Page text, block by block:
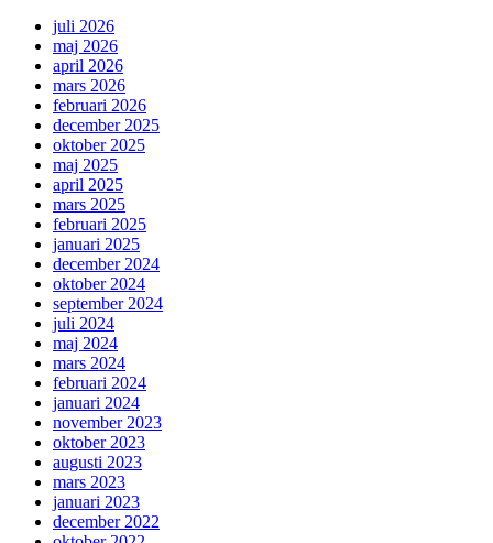
juli 2026
maj 2026
april 2026
mars 2026
februari 2026
december 2025
oktober 2025
maj 2025
april 2025
mars 2025
februari 2025
januari 2025
december 2024
oktober 2024
september 2024
juli 2024
maj 2024
mars 2024
februari 2024
januari 2024
november 2023
oktober 2023
augusti 2023
mars 2023
januari 2023
december 2022